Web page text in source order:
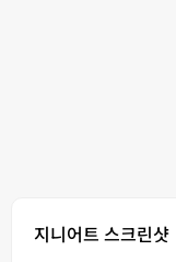
지니어트 스크린샷